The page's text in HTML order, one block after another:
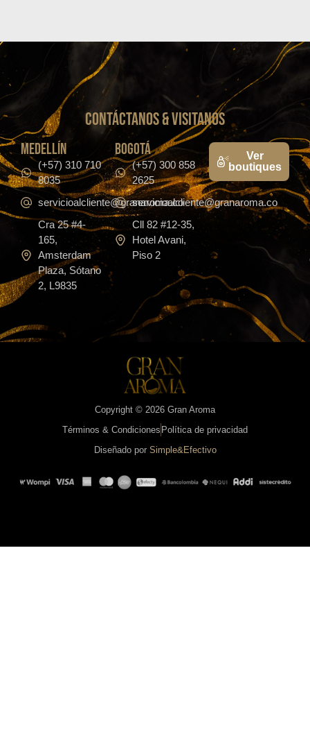
CONTáCTanos & VISITANOS
medellín
(+57) 310 710
8035
servicioalcliente@granaroma.co
Cra 25 #4-
165,
Amsterdam
Plaza, Sótano
2, L9835
bogotá
(+57) 300 858
2625
servicioalcliente@granaroma.co
Cll 82 #12-35,
Hotel Avani,
Piso 2
Ver
boutiques
Copyright © 2026 Gran Aroma
Términos & Condiciones Política de privacidad
Diseñado por Simple&Efectivo